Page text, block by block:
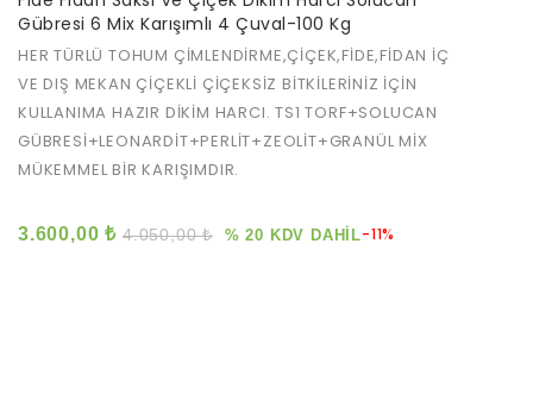
out
of
5
Gübresi 6 Mix Karışımlı 4 Çuval-100 Kg
HER TÜRLÜ TOHUM ÇİMLENDİRME,ÇİÇEK,FİDE,FİDAN İÇ
VE DIŞ MEKAN ÇİÇEKLİ ÇİÇEKSİZ BİTKİLERİNİZ İÇİN
KULLANIMA HAZIR DİKİM HARCI. TS1 TORF+SOLUCAN
GÜBRESİ+LEONARDİT+PERLİT+ZEOLİT+GRANÜL MİX
MÜKEMMEL BİR KARIŞIMDIR.
4.050,00₺
3.600,00₺ % 20 KDV DAHİL-11%